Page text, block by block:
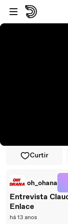
Pular para o player
Ir para o conteúdo
Curtir
oh_ohana
Entrevista
Enlace
há 13 anos